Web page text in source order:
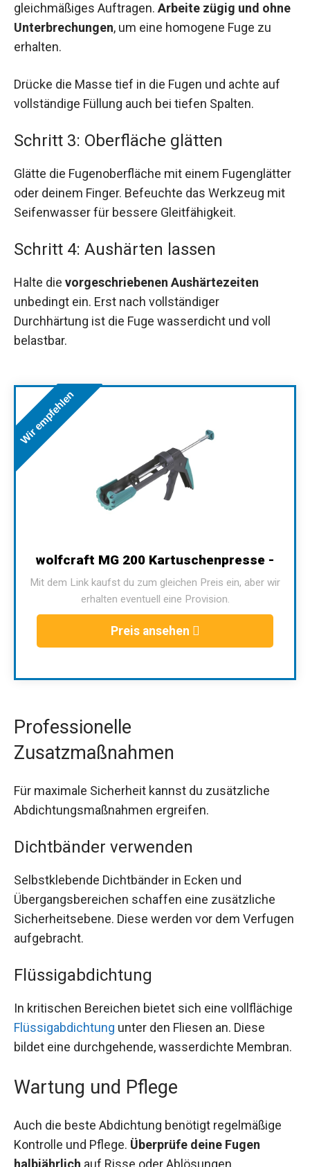
gleichmäßiges Auftragen. Arbeite zügig und ohne
Unterbrechungen, um eine homogene Fuge zu
erhalten.
Drücke die Masse tief in die Fugen und achte auf
vollständige Füllung auch bei tiefen Spalten.
Schritt 3: Oberfläche glätten
Glätte die Fugenoberfläche mit einem Fugenglätter
oder deinem Finger. Befeuchte das Werkzeug mit
Seifenwasser für bessere Gleitfähigkeit.
Schritt 4: Aushärten lassen
Halte die vorgeschriebenen Aushärtezeiten
unbedingt ein. Erst nach vollständiger
Durchhärtung ist die Fuge wasserdicht und voll
belastbar.
Wir empfehlen
wolfcraft MG 200 Kartuschenpresse -
Mit dem Link kaufst du zum gleichen Preis ein, aber wir
erhalten eventuell eine Provision.
Preis ansehen
Professionelle
Zusatzmaßnahmen
Für maximale Sicherheit kannst du zusätzliche
Abdichtungsmaßnahmen ergreifen.
Dichtbänder verwenden
Selbstklebende Dichtbänder in Ecken und
Übergangsbereichen schaffen eine zusätzliche
Sicherheitsebene. Diese werden vor dem Verfugen
aufgebracht.
Flüssigabdichtung
In kritischen Bereichen bietet sich eine vollflächige
Flüssigabdichtung unter den Fliesen an. Diese
bildet eine durchgehende, wasserdichte Membran.
Wartung und Pflege
Auch die beste Abdichtung benötigt regelmäßige
Kontrolle und Pflege. Überprüfe deine Fugen
halbjährlich auf Risse oder Ablösungen.